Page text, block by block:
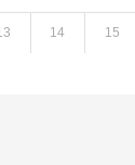
14 15